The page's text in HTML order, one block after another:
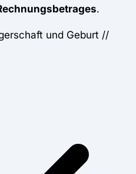
.
und Geburt //